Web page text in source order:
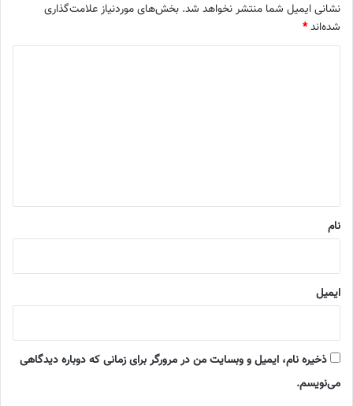
نشانی ایمیل شما منتشر نخواهد شد. بخش‌های موردنیاز علامت‌گذاری
شده‌اند*
نام
ایمیل
ذخیره نام، ایمیل و وبسایت من در مرورگر برای زمانی که دوباره دیدگاهی
می‌نویسم.